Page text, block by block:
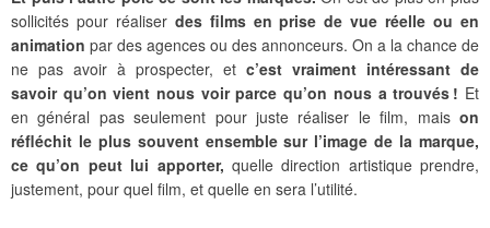
sollicités pour réaliser des films en prise de vue réelle ou en
animation par des agences ou des annonceurs. On a la chance de
ne pas avoir à prospecter, et c’est vraiment intéressant de
savoir qu’on vient nous voir parce qu’on nous a trouvés ! Et
en général pas seulement pour juste réaliser le film, mais on
réfléchit le plus souvent ensemble sur l’image de la marque,
ce qu’on peut lui apporter, quelle direction artistique prendre,
justement, pour quel film, et quelle en sera l’utilité.